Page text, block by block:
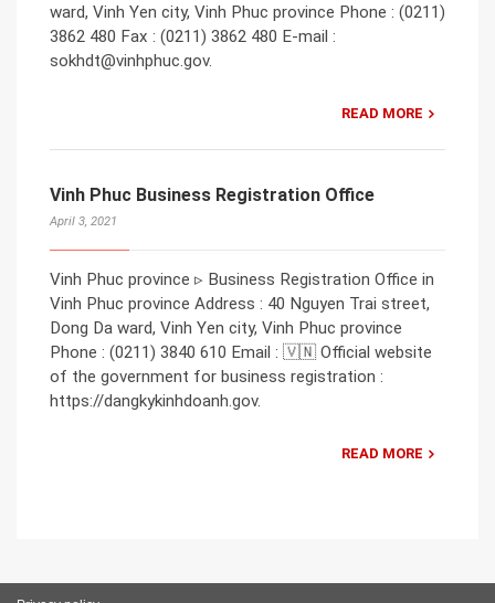
ward, Vinh Yen city, Vinh Phuc province Phone : (0211)
3862 480 Fax : (0211) 3862 480 E-mail :
sokhdt@vinhphuc.gov.
READ MORE
Vinh Phuc Business Registration Office
April 3, 2021
Vinh Phuc province ▹ Business Registration Office in
Vinh Phuc province Address : 40 Nguyen Trai street,
Dong Da ward, Vinh Yen city, Vinh Phuc province
Phone : (0211) 3840 610 Email : 🇻🇳 Official website
of the government for business registration :
https://dangkykinhdoanh.gov.
READ MORE